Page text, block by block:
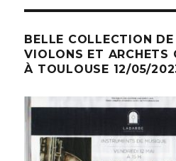
BELLE COLLECTION
VIOLONS ET ARCHETS
À TOULOUSE 12/05/